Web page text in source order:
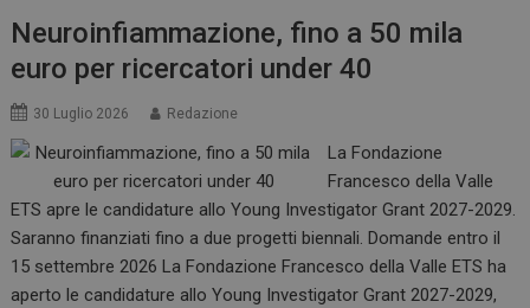
Neuroinfiammazione, fino a 50 mila
euro per ricercatori under 40
30 Luglio 2026 Redazione
La Fondazione
Francesco della Valle
ETS apre le candidature allo Young Investigator Grant 2027-2029.
Saranno finanziati fino a due progetti biennali. Domande entro il
15 settembre 2026 La Fondazione Francesco della Valle ETS ha
aperto le candidature allo Young Investigator Grant 2027-2029,
_ga_Z2VT792F98
tracking-sites-
ironfish-tracking-
enable
www.dailyhealthindustry.it
4
settimane
2 giorni